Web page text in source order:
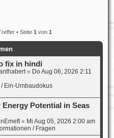
• Seite1 von1
fix in hindi
« Do Aug 06, 2026 2:11
Ein-Umbaudokus
Energy Potential in Seas
« Mi Aug 05, 2026 2:00 am
/ Fragen